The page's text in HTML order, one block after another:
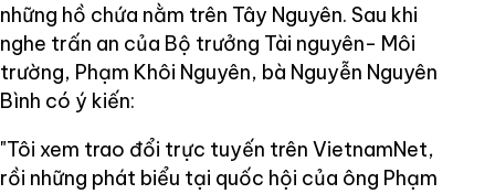
những hồ chứa nằm trên Tây Nguyên. Sau khi
nghe trấn an của Bộ trưởng Tài nguyên- Môi
trường, Phạm Khôi Nguyên, bà Nguyễn Nguyên
Bình có ý kiến:
"Tôi xem trao đổi trực tuyến trên VietnamNet,
rồi những phát biểu tại quốc hội của ông Phạm